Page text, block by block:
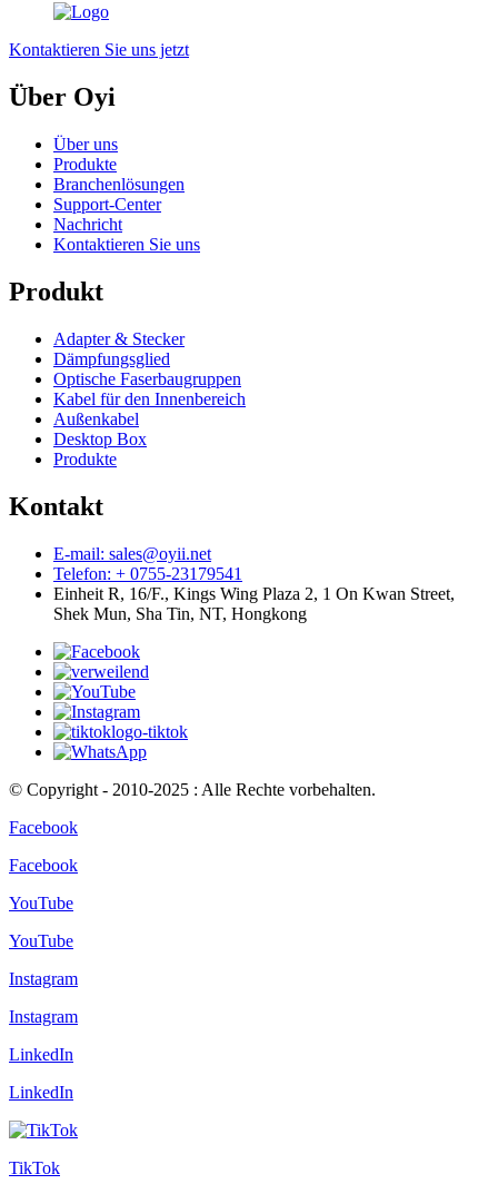
Kontaktieren Sie uns jetzt
Über Oyi
Über uns
Produkte
Branchenlösungen
Support-Center
Nachricht
Kontaktieren Sie uns
Produkt
Adapter & Stecker
Dämpfungsglied
Optische Faserbaugruppen
Kabel für den Innenbereich
Außenkabel
Desktop Box
Produkte
Kontakt
E-mail: sales@oyii.net
Telefon: + 0755-23179541
Einheit R, 16/F., Kings Wing Plaza 2, 1 On Kwan Street,
Shek Mun, Sha Tin, NT, Hongkong
© Copyright - 2010-2025 : Alle Rechte vorbehalten.
Facebook
Facebook
YouTube
YouTube
Instagram
Instagram
LinkedIn
LinkedIn
TikTok